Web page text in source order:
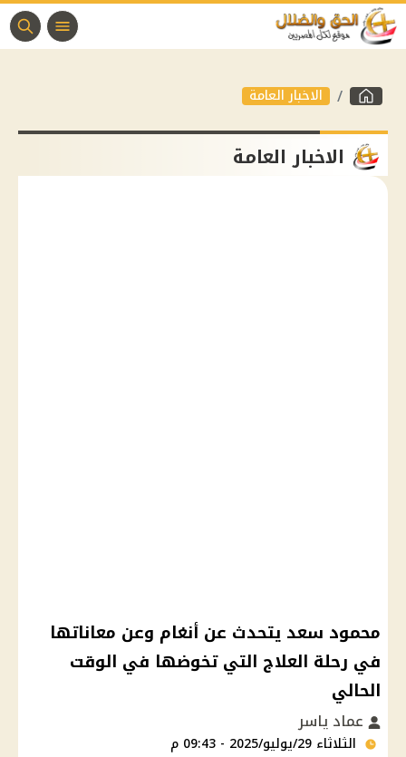
الاخبار العامة
الاخبار العامة
محمود سعد يتحدث عن أنغام وعن معاناتها
في رحلة العلاج التي تخوضها في الوقت
الحالي
عماد ياسر
الثلاثاء 29/يوليو/2025 - 09:43 م